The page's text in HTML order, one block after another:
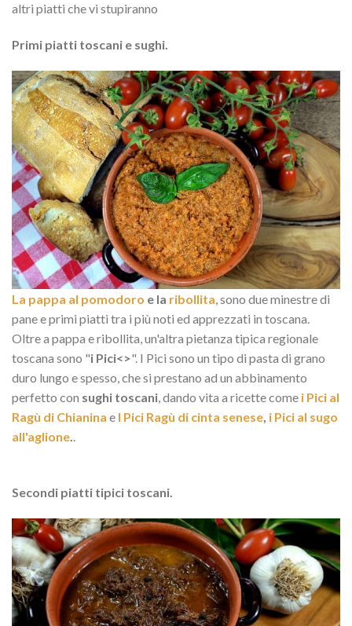
altri piatti che vi stupiranno
Primi piatti toscani e sughi.
La pappa al pomodoro e la ribollita, sono due minestre di
pane e primi piatti tra i più noti ed apprezzati in toscana.
Oltre a pappa e ribollita, un'altra pietanza tipica regionale
toscana sono "i Pici<>". I Pici sono un tipo di pasta di grano
duro lungo e spesso, che si prestano ad un abbinamento
perfetto con sughi toscani, dando vita a ricette come i Pici al
Ragù di Chianina e I Pici Ragù di cinta senese, i Pici al sugo
all'aglione..
Secondi piatti tipici toscani.